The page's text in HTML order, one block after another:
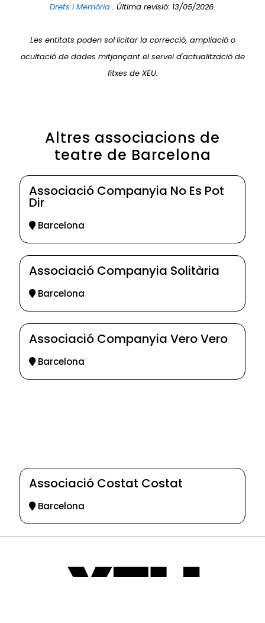
Drets i Memòria . Última revisió: 13/05/2026.
Les entitats poden sol·licitar la correcció, ampliació o
ocultació de dades mitjançant el servei d'actualització de
fitxes de XEU.
Altres associacions de
teatre de Barcelona
Associació Companyia No Es Pot
Dir
Barcelona
Associació Companyia Solitària
Barcelona
Associació Companyia Vero Vero
Barcelona
Associació Costat Costat
Barcelona